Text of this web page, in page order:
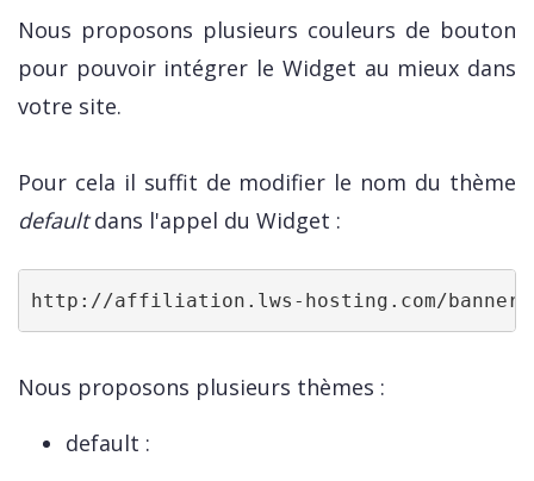
Nous proposons plusieurs couleurs de bouton
pour pouvoir intégrer le Widget au mieux dans
votre site.
Pour cela il suffit de modifier le nom du thème
defaultdans l'appel du Widget :
http://affiliation.lws-hosting.com/banners/
Nous proposons plusieurs thèmes :
default :